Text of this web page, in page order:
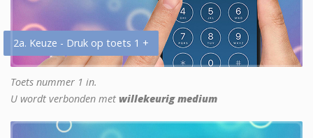
2a. Keuze - Druk op toets 1 +
Toets nummer 1 in.
U wordt verbonden met willekeurig medium